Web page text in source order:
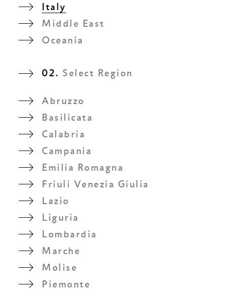
Italy
Middle East
Oceania
02. Select Region
Abruzzo
Basilicata
Calabria
Campania
Emilia Romagna
Friuli Venezia Giulia
Lazio
Liguria
Lombardia
Marche
Molise
Piemonte